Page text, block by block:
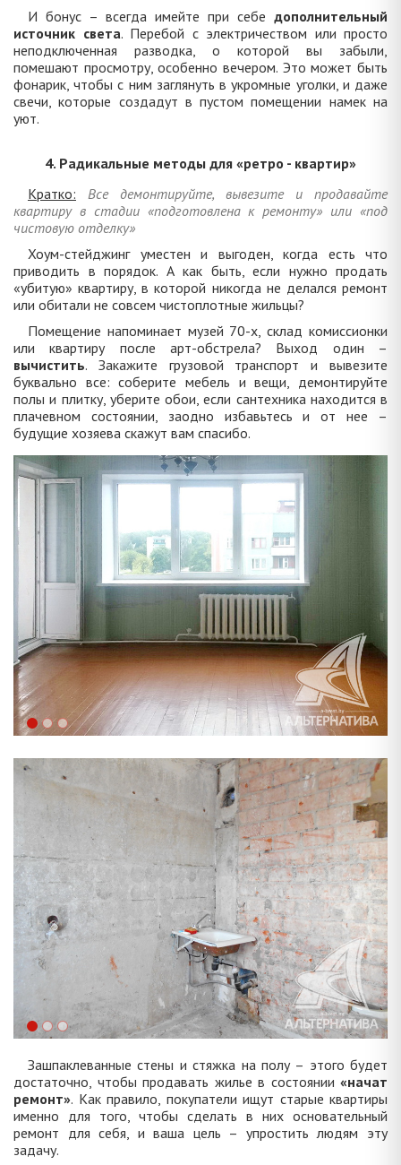
И бонус – всегда имейте при себе дополнительный
источник света. Перебой с электричеством или просто
неподключенная разводка, о которой вы забыли,
помешают просмотру, особенно вечером. Это может быть
фонарик, чтобы с ним заглянуть в укромные уголки, и даже
свечи, которые создадут в пустом помещении намек на
уют.
4. Радикальные методы для «ретро - квартир»
Кратко:
Все демонтируйте, вывезите и продавайте
квартиру в стадии «подготовлена к ремонту» или «под
чистовую отделку»
Хоум-стейджинг уместен и выгоден, когда есть что
приводить в порядок. А как быть, если нужно продать
«убитую» квартиру, в которой никогда не делался ремонт
или обитали не совсем чистоплотные жильцы?
Помещение напоминает музей 70-х, склад комиссионки
или квартиру после арт-обстрела? Выход один –
вычистить. Закажите грузовой транспорт и вывезите
буквально все: соберите мебель и вещи, демонтируйте
полы и плитку, уберите обои, если сантехника находится в
плачевном состоянии, заодно избавьтесь и от нее –
будущие хозяева скажут вам спасибо.
Зашпаклеванные стены и стяжка на полу – этого будет
достаточно, чтобы продавать жилье в состоянии «начат
ремонт». Как правило, покупатели ищут старые квартиры
именно для того, чтобы сделать в них основательный
ремонт для себя, и ваша цель – упростить людям эту
задачу.